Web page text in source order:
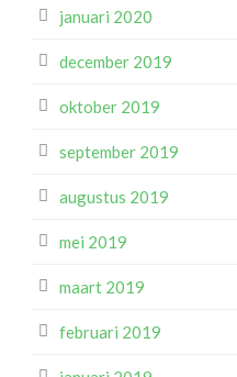
januari 2020
december 2019
oktober 2019
september 2019
augustus 2019
mei 2019
maart 2019
februari 2019